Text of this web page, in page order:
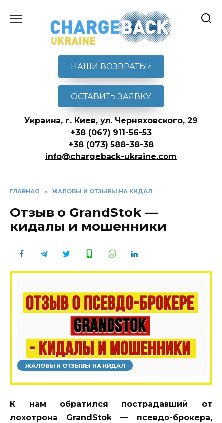
содержанию
НАШИ ВОЗВРАТЫ>
ОСТАВИТЬ ЗАЯВКУ
Украина, г. Киев, ул. Черняховского, 29
+38 (067) 911-56-53
+38 (073) 588-38-38
info@chargeback-ukraine.com
ГЛАВНАЯ » ЖАЛОБЫ И ОТЗЫВЫ НА КИДАЛ
Отзыв о GrandStok —
кидалы и мошенники
ЖАЛОБЫ И ОТЗЫВЫ НА КИДАЛ
К нам обратился пострадавший от
лохотрона GrandStok — псевдо-брокера,